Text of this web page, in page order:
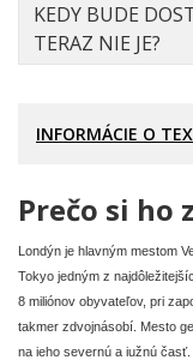
KEDY BUDE
TERAZ NIE JE?
INFORMÁCIE O
Prečo si ho
Londýn je hlavným mestom
Tokyo jedným z
8 miliónov obyvateľov, pri
takmer zdvojnásobí. Mesto
na jeho severnú a južnú